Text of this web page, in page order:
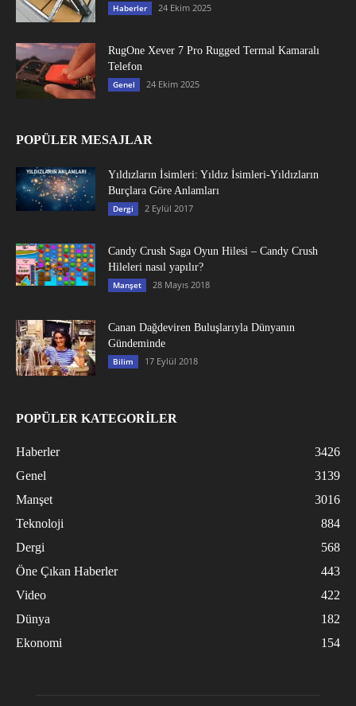
Haberler 24 Ekim 2025
RugOne Xever 7 Pro Rugged Termal Kamaralı
Telefon
Genel 24 Ekim 2025
POPÜLER MESAJLAR
Yıldızların İsimleri: Yıldız İsimleri-Yıldızların
Burçlara Göre Anlamları
Dergi 2 Eylül 2017
Candy Crush Saga Oyun Hilesi – Candy Crush
Hileleri nasıl yapılır?
Manşet 28 Mayıs 2018
Canan Dağdeviren Buluşlarıyla Dünyanın
Gündeminde
Bilim 17 Eylül 2018
POPÜLER KATEGORİLER
Haberler
3426
Genel
3139
Manşet
3016
Teknoloji
884
Dergi
568
Öne Çıkan Haberler
443
Video
422
Dünya
182
Ekonomi
154